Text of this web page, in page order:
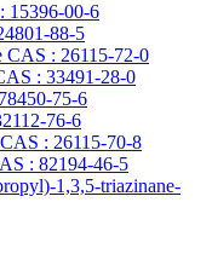
15396-00-6
88-5
CAS : 26115-72-0
: 33491-28-0
75-6
76-6
: 26115-70-8
: 82194-46-5
1,3,5-triazinane-